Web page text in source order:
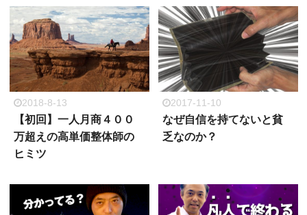
2018-8-13
【初回】一人月商４００
万超えの高単価整体師の
ヒミツ
2017-11-10
なぜ自信を持てないと貧
乏なのか？